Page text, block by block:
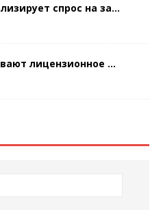
спрос на за...
лицензионное ...